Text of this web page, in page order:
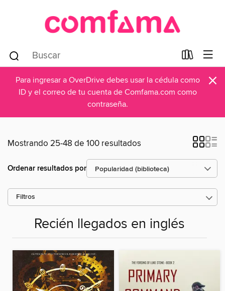
Para ingresar a OverDrive debes usar la cédula como
ID y el correo de tu cuenta de Comfama.com como
contraseña.
×
Mostrando 25-48 de 100 resultados
Ordenar resultados por
Filtros
Recién llegados en inglés